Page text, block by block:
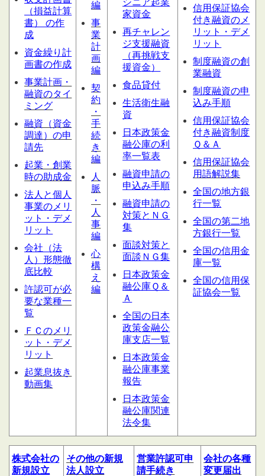
（損益計算
書） の作
成
資金繰り計
画書の作成
事業計画・
融資のタイ
ミング
融資（資金
調達）の申
請先
起業・創業
時の助成金
法人と個人
事業のメリ
ット・デメ
リット
会社（法
人）形態徹
底比較
許認可が必
要な業種一
覧
ＦＣのメリ
ット・デメ
リット
起業息抜き
動画集
編
事
業
計
画
編
契
約
・
手
続
き
編
人
脈
・
人
事
編
心
構
え
編
家資金
再チャレン
ジ支援融資
（再挑戦支
援資金）
食品貸付
生活衛生融
資
日本政策金
融公庫の利
率一覧表
融資申請の
申込み手順
融資申請の
対策とＮＧ
集
面談対策と
面談ＮＧ集
日本政策金
融公庫Ｑ＆
Ａ
全国の日本
政策金融公
庫支店一覧
日本政策金
融公庫事業
報告
日本政策金
融公庫関連
法令集
信用保証協会
付き融資のメ
リット・デメ
リット
制度融資の創
業融資
制度融資の申
込み手順
信用保証協会
付き融資制度
Ｑ＆Ａ
信用保証協会
用語解説集
全国の地方銀
行一覧
全国の第二地
方銀行一覧
全国の信用金
庫一覧
全国の信用保
証協会一覧
株式会社の
新規設立
その他の新規
法人設立
営業許認可申
請手続き
会社の各種
変更届出